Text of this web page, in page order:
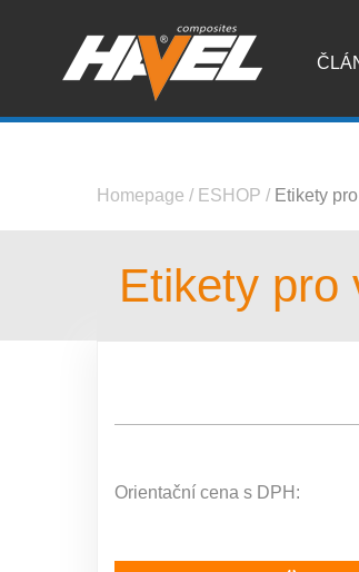
Homepage / ESHOP / Etikety
Etikety pro
Orientační cena s DPH: